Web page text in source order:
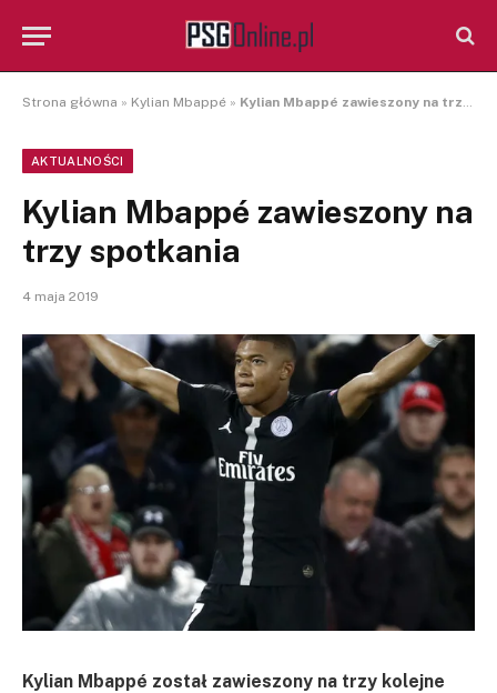
Strona główna » Kylian Mbappé » Kylian Mbappé zawieszony na trzy spotkania
AKTUALNOŚCI
Kylian Mbappé zawieszony na
trzy spotkania
4 maja 2019
Kylian Mbappé został zawieszony na trzy kolejne